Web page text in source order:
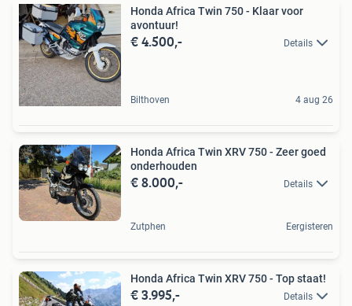
Honda Africa Twin 750 - Klaar voor
avontuur!
€ 4.500,- Details
Bilthoven 4 aug 26
Honda Africa Twin XRV 750 - Zeer goed
onderhouden
€ 8.000,- Details
Zutphen Eergisteren
Honda Africa Twin XRV 750 - Top staat!
€ 3.995,- Details